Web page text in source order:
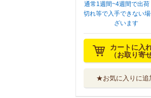
通常1週間~4週間で出
切れ等で入手できない
ざいます
カートに入
（お取り寄せ
★お気に入りに追